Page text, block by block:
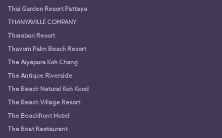
Thai Garden Resort Pattaya
THANYAVILLE COMPANY
Tharaburi Resort
Thavorn Palm Beach Resort
The Aiyapura Koh Chang
The Antique Riverside
The Beach Natural Koh Kood
The Beach Village Resort
The Beachfront Hotel
The Boat Restaurant